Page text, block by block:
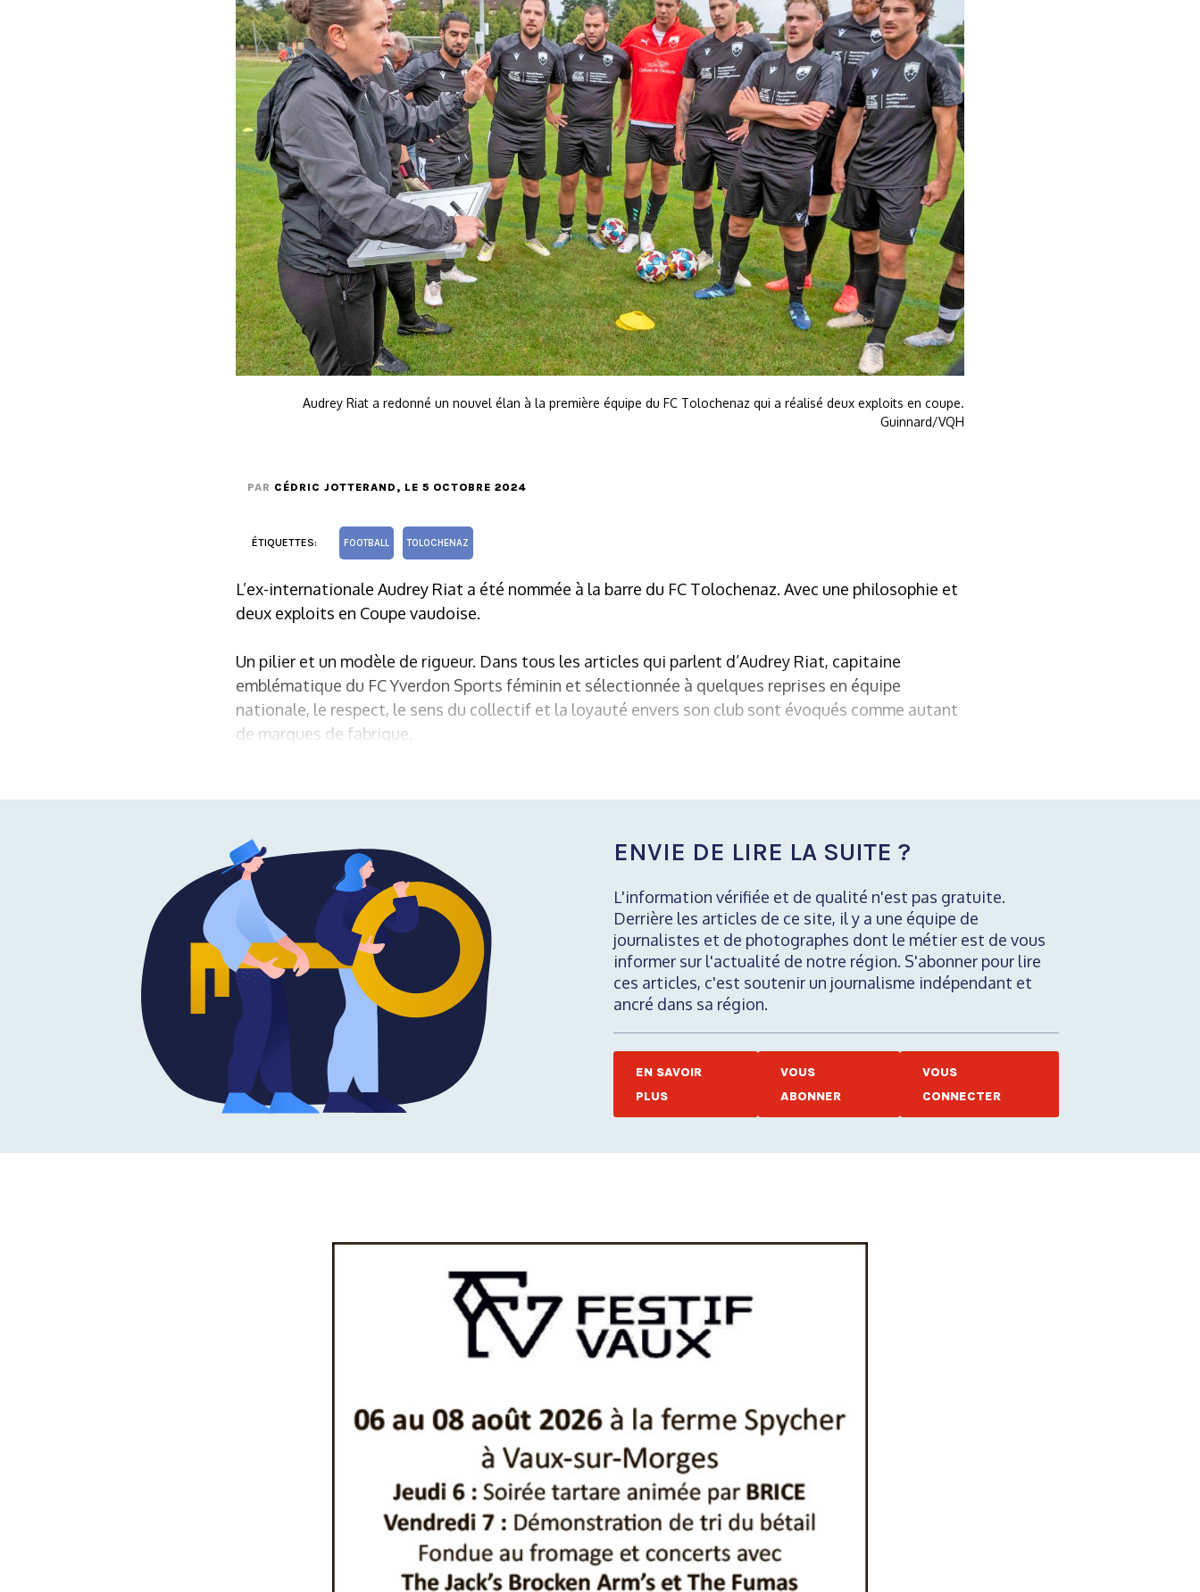
Audrey Riat a redonné un nouvel élan à la première équipe du FC Tolochenaz qui a réalisé deux exploits en coupe.
Guinnard/VQH
PAR CÉDRIC JOTTERAND , LE 5 OCTOBRE 2024
ÉTIQUETTES: FOOTBALL TOLOCHENAZ
L’ex-internationale Audrey Riat a été nommée à la barre du FC Tolochenaz. Avec une philosophie et
deux exploits en Coupe vaudoise.
Un pilier et un modèle de rigueur. Dans tous les articles qui parlent d’Audrey Riat, capitaine
emblématique du FC Yverdon Sports féminin et sélectionnée à quelques reprises en équipe
nationale, le respect, le sens du collectif et la loyauté envers son club sont évoqués comme autant
de marques de fabrique.
ENVIE DE LIRE LA SUITE ?
L'information vérifiée et de qualité n'est pas gratuite.
Derrière les articles de ce site, il y a une équipe de
journalistes et de photographes dont le métier est de vous
informer sur l'actualité de notre région. S'abonner pour lire
ces articles, c'est soutenir un journalisme indépendant et
ancré dans sa région.
EN SAVOIR
PLUS
VOUS
ABONNER
VOUS
CONNECTER